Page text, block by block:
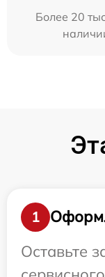
Более 20
1
Оставьте